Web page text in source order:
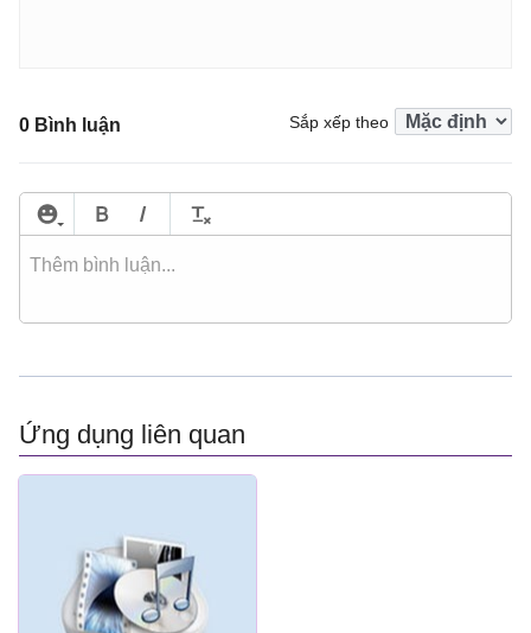
0 Bình luận Sắp xếp theo
Ứng dụng liên quan